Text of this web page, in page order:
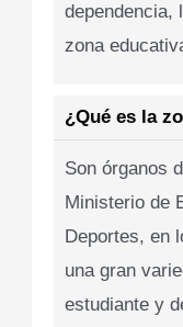
dependencia,
zona
¿Qué es la
Son órganos
Ministerio de
Deportes, en
una gran
estudiante y